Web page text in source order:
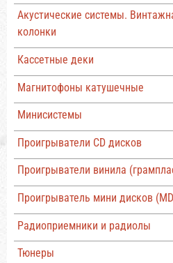
Акустические системы.
колонки
Кассетные деки
Магнитофоны катушечные
Минисистемы
Проигрыватели CD дисков
Проигрыватели винила
Проигрыватель мини дисков
Радиоприемники и радиолы
Тюнеры